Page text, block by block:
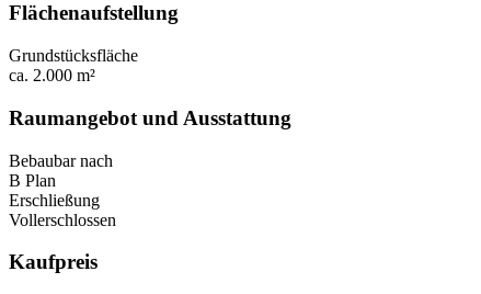
Flächenaufstellung
Grundstücksfläche
ca. 2.000 m²
Raumangebot und Ausstattung
Bebaubar nach
B Plan
Erschließung
Vollerschlossen
Kaufpreis